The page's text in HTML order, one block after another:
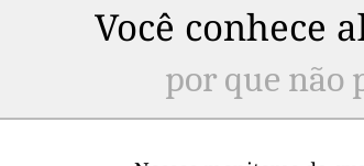
Você conhece
por que não